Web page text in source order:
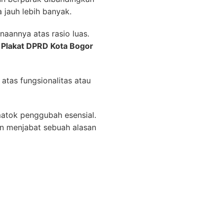
jauh lebih banyak.
atas rasio luas.
DPRD Kota Bogor
fungsionalitas atau
penggubah esensial.
menjabat sebuah alasan